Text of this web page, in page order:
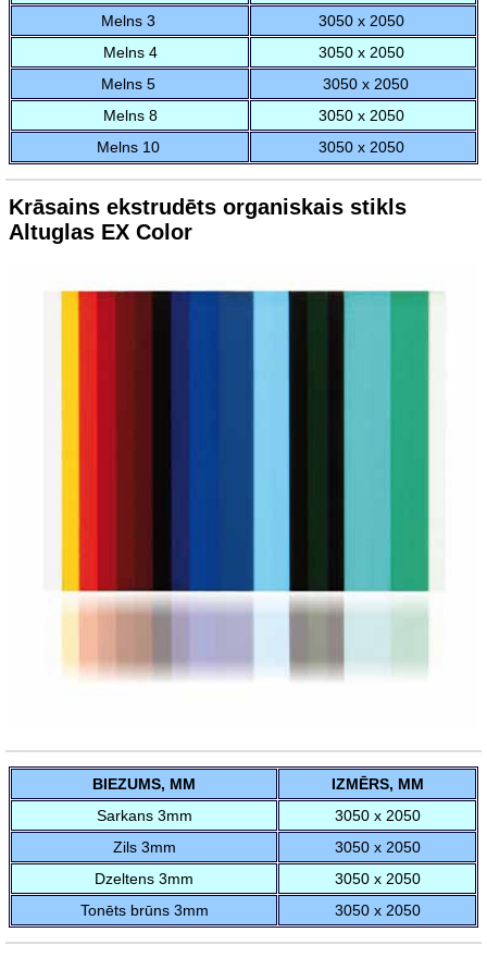
Melns 3
3050 x 2050
Melns 4
3050 x 2050
Melns 5
3050 x 2050
Melns 8
3050 x 2050
Melns 10
3050 x 2050
Krāsains ekstrudēts organiskais stikls
Altuglas EX Color
BIEZUMS, MM
IZMĒRS, MM
Sarkans 3mm
3050 x 2050
Zils 3mm
3050 x 2050
Dzeltens 3mm
3050 x 2050
Tonēts brūns 3mm
3050 x 2050